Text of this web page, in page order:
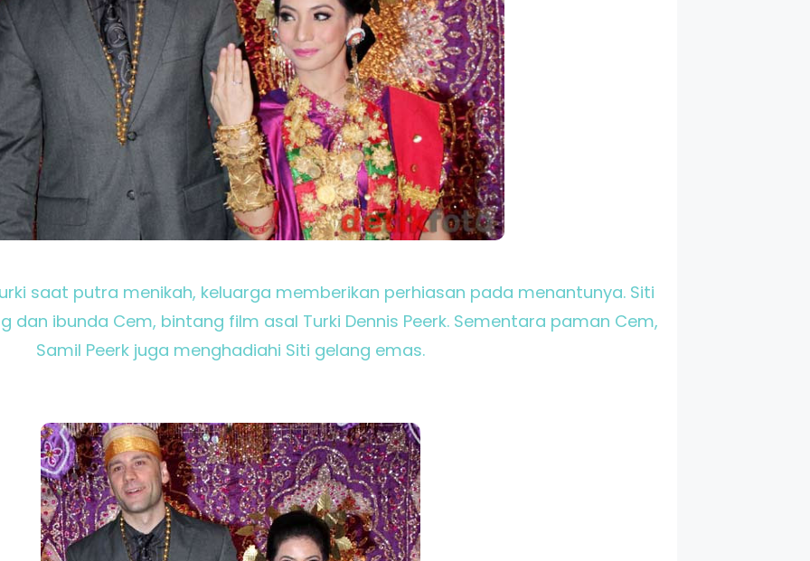
saat putra menikah, keluarga memberikan perhiasan pada menantunya. Siti
dan ibunda Cem, bintang film asal Turki Dennis Peerk. Sementara paman Cem,
Samil Peerk juga menghadiahi Siti gelang emas.